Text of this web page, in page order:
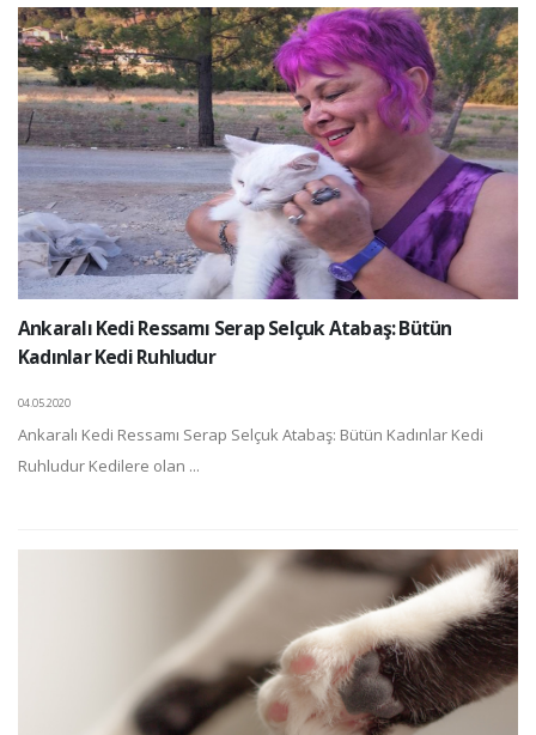
Ankaralı Kedi Ressamı Serap Selçuk Atabaş: Bütün
Kadınlar Kedi Ruhludur
04.05.2020
Ankaralı Kedi Ressamı Serap Selçuk Atabaş: Bütün Kadınlar Kedi
Ruhludur Kedilere olan ...